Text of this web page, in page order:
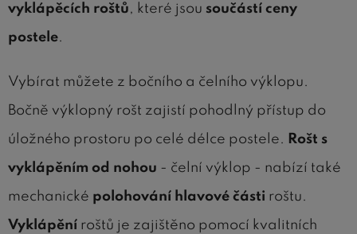
vyklápěcích roštů , které jsou součástí ceny
postele
Vybírat můžete z bočního a čelního výklopu.
Bočně výklopný rošt zajistí pohodlný přístup do
úložného prostoru po celé délce postele. Rošt s
vyklápěním od nohou - čelní výklop - nabízí také
mechanické polohování hlavové části roštu.
Vyklápění roštů je zajištěno pomocí kvalitních